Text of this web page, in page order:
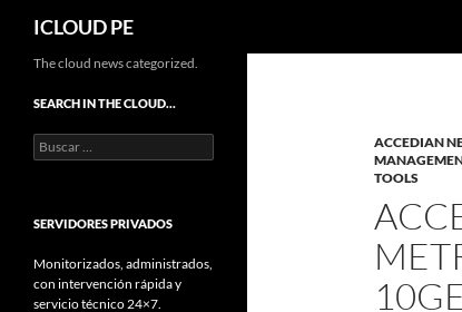
Saltar
contenido
ICLOUD PE
ACCEDIAN
TOOLS
The cloud news categorized.
SEARCH IN THE CLOUD…
Buscar:
SERVIDORES PRIVADOS
Monitorizados, administrados,
con intervención rápida y
servicio técnico 24×7.